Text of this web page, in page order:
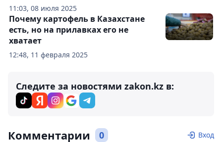
11:03, 08 июля 2025
12:48, 11 февраля 2025
Почему картофель в Казахстане
есть, но на прилавках его не
хватает
Следите за новостями zakon.kz в:
Комментарии 0 Вход